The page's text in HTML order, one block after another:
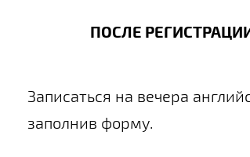
ПОСЛЕ
Записаться на вечера
заполнив форму.